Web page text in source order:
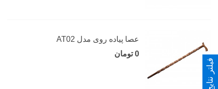
عصا پیاده روی مدل AT02
0 تومان
فیلتر نتایج